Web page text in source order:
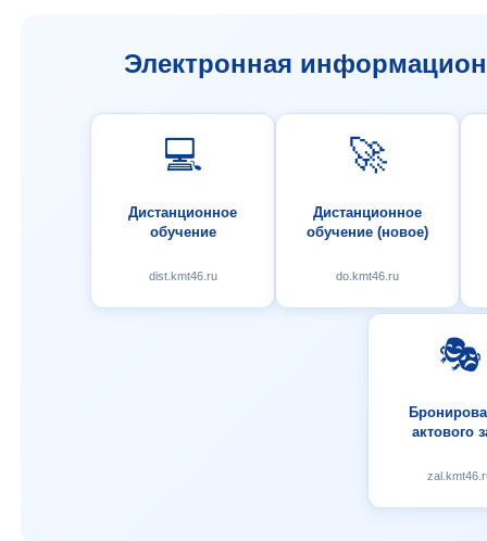
Электронная
💻
Дистанционное
обучение
dist.kmt46.ru
🚀
Дистанционное
обучение (новое)
do.kmt46.ru
🎭
актового